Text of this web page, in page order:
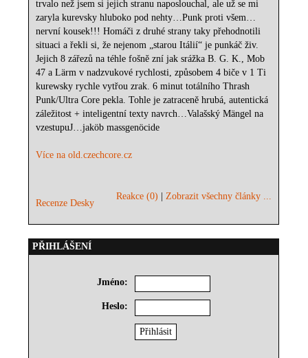
trvalo než jsem si jejich stranu naposlouchal, ale už se mi
zaryla kurevsky hluboko pod nehty…Punk proti všem…
nervní kousek!!! Homáči z druhé strany taky přehodnotili
situaci a řekli si, že nejenom „starou Itálií“ je punkáč živ.
Jejich 8 zářezů na téhle fošně zní jak srážka B. G. K., Mob
47 a Lärm v nadzvukové rychlosti, způsobem 4 biče v 1 Ti
kurewsky rychle vytřou zrak. 6 minut totálního Thrash
Punk/Ultra Core pekla. Tohle je zatraceně hrubá, autentická
záležitost + inteligentní texty navrch…Valašský Mängel na
vzestupuJ…jaköb massgenöcide
Více na old.czechcore.cz
Recenze Desky
Reakce (0) |Zobrazit všechny články ...
PŘIHLÁŠENÍ
Jméno:
Heslo: